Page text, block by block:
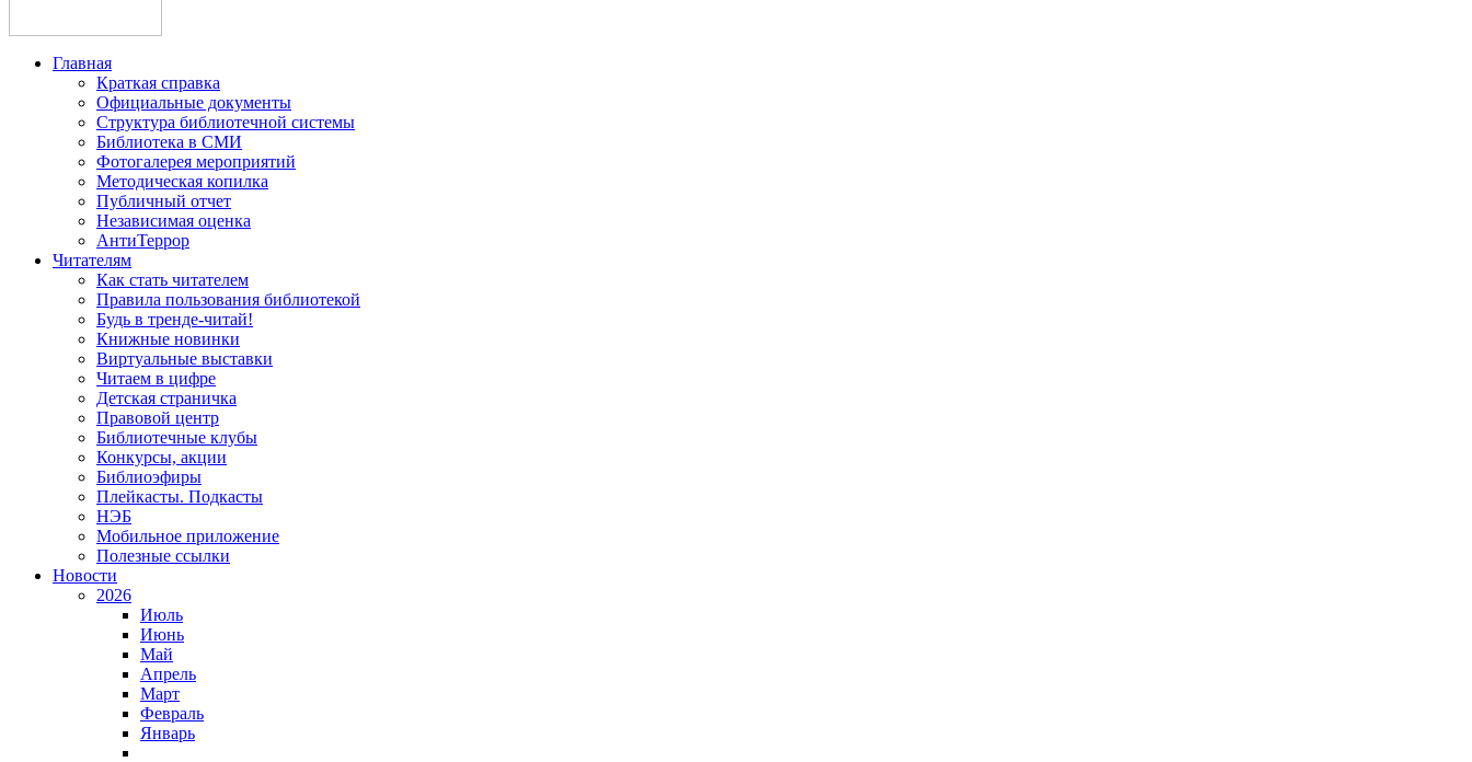
Главная
Краткая справка
Официальные документы
Структура библиотечной системы
Библиотека в СМИ
Фотогалерея мероприятий
Методическая копилка
Публичный отчет
Независимая оценка
АнтиТеррор
Читателям
Как стать читателем
Правила пользования библиотекой
Будь в тренде-читай!
Книжные новинки
Виртуальные выставки
Читаем в цифре
Детская страничка
Правовой центр
Библиотечные клубы
Конкурсы, акции
Библиоэфиры
Плейкасты. Подкасты
НЭБ
Мобильное приложение
Полезные ссылки
Новости
2026
Июль
Июнь
Май
Апрель
Март
Февраль
Январь